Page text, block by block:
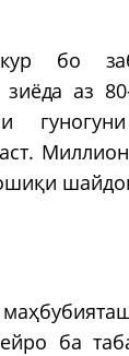
бо
аз
ба